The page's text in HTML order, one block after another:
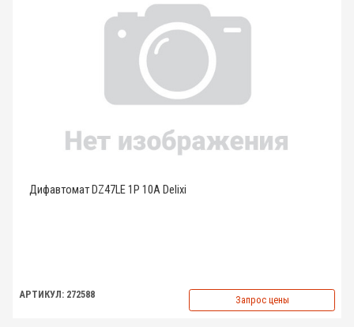
Дифавтомат DZ47LE 1P 10A Delixi
АРТИКУЛ: 272588 Запрос цены